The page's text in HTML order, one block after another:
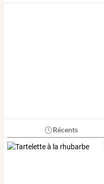
Récents